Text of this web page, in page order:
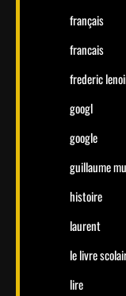
français
francais
frederic
googl
google
guillaume
histoire
laurent
le livre
lire